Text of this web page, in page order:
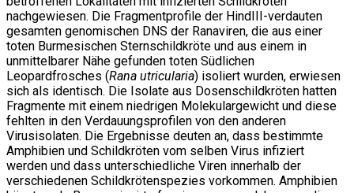
nachgewiesen. Die Fragmentprofile der HindIII-verdauten
gesamten genomischen DNS der Ranaviren, die aus einer
toten Burmesischen Sternschildkröte und aus einem in
unmittelbarer Nähe gefunden toten Südlichen
Leopardfrosches (Rana utricularia) isoliert wurden, erwiesen
sich als identisch. Die Isolate aus Dosenschildkröten hatten
Fragmente mit einem niedrigen Molekulargewicht und diese
fehlten in den Verdauungsprofilen von den anderen
Virusisolaten. Die Ergebnisse deuten an, dass bestimmte
Amphibien und Schildkröten vom selben Virus infiziert
werden und dass unterschiedliche Viren innerhalb der
verschiedenen Schildkrötenspezies vorkommen. Amphibien